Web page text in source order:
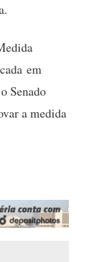
em
Senado
a medida